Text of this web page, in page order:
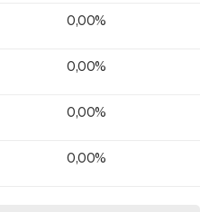
0,00%
0,00%
0,00%
0,00%